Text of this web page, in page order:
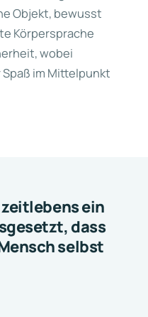
Objekt, bewusst
Körpersprache
wobei
im Mittelpunkt
ein
dass
selbst